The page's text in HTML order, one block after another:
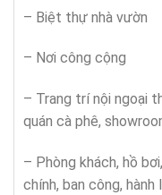
– Biệt thự nhà vườn
– Nơi công cộng
– Trang trí nội ngoại
quán cà phê,
– Phòng khách, hồ
chính, ban công,